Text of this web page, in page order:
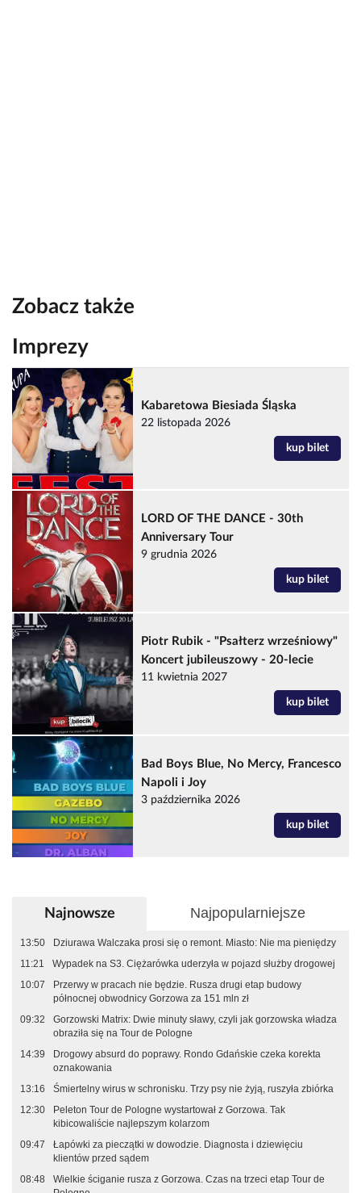
Zobacz także
Imprezy
Kabaretowa Biesiada Śląska
22 listopada 2026
kup bilet
LORD OF THE DANCE - 30th
Anniversary Tour
9 grudnia 2026
kup bilet
Piotr Rubik - "Psałterz wrześniowy"
Koncert jubileuszowy - 20-lecie
11 kwietnia 2027
kup bilet
Bad Boys Blue, No Mercy, Francesco
Napoli i Joy
3 października 2026
kup bilet
Najnowsze Najpopularniejsze
13:50
Dziurawa Walczaka prosi się o remont. Miasto: Nie ma pieniędzy
11:21
Wypadek na S3. Ciężarówka uderzyła w pojazd służby drogowej
10:07
Przerwy w pracach nie będzie. Rusza drugi etap budowy
północnej obwodnicy Gorzowa za 151 mln zł
09:32
Gorzowski Matrix: Dwie minuty sławy, czyli jak gorzowska władza
obraziła się na Tour de Pologne
14:39
Drogowy absurd do poprawy. Rondo Gdańskie czeka korekta
oznakowania
13:16
Śmiertelny wirus w schronisku. Trzy psy nie żyją, ruszyła zbiórka
12:30
Peleton Tour de Pologne wystartował z Gorzowa. Tak
kibicowaliście najlepszym kolarzom
09:47
Łapówki za pieczątki w dowodzie. Diagnosta i dziewięciu
klientów przed sądem
08:48
Wielkie ściganie rusza z Gorzowa. Czas na trzeci etap Tour de